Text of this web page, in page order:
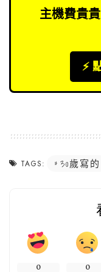
主機費貴
⚡️
TAGS: 30歲寫的
0 0